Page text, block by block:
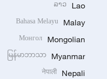
Lao
ລາວ
Malay
Bahasa Melayu
Mongolian
Монгол
Myanmar
မြန်မာဘာသာ
Nepali
नेपाली